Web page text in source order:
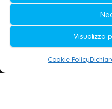
Visualizza
Cookie Policy
Editore e
Daniele
Galatina24 è marchio
delle